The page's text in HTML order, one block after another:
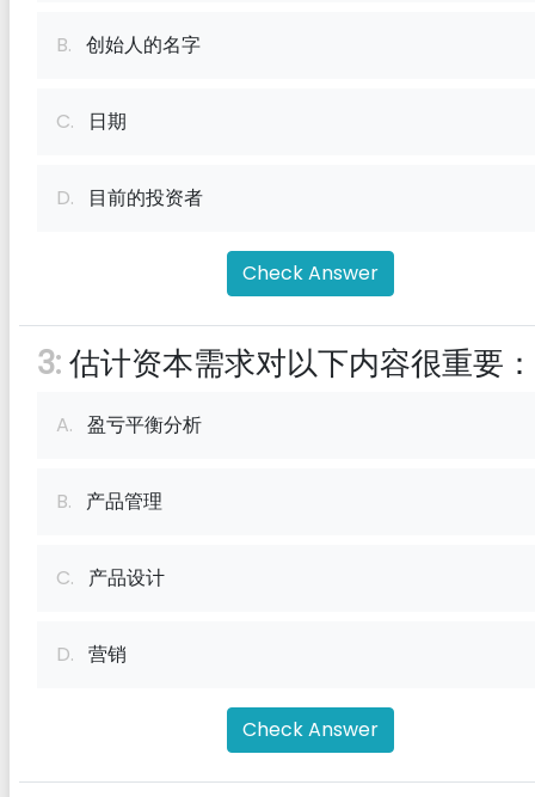
B. 创始人的名字
C. 日期
D. 目前的投资者
Check Answer
3:估计资本需求对以下内容很重要：
A. 盈亏平衡分析
B. 产品管理
C. 产品设计
D. 营销
Check Answer